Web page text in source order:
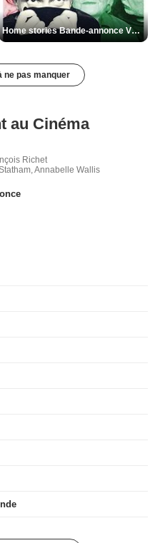
Home stories Bande-annonce VO STFR
ne pas manquer
au Cinéma
Richet
Annabelle Wallis